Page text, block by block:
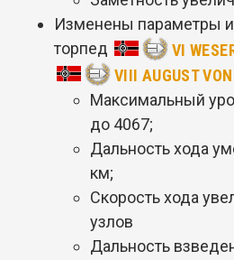
Изменены параметры
торпед
VI
VIII AUGUST
Максимальный
до 4067;
Дальность хода
км;
Скорость хода
узлов
Дальность